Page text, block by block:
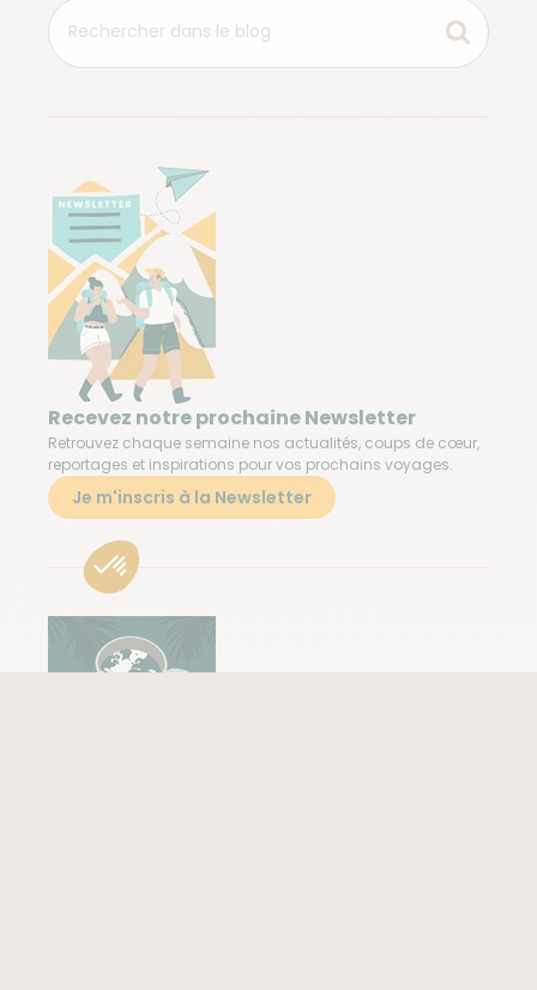
Recevez notre prochaine Newsletter
Retrouvez chaque semaine nos actualités, coups de cœur,
reportages et inspirations pour vos prochains voyages.
Je m'inscris à la Newsletter